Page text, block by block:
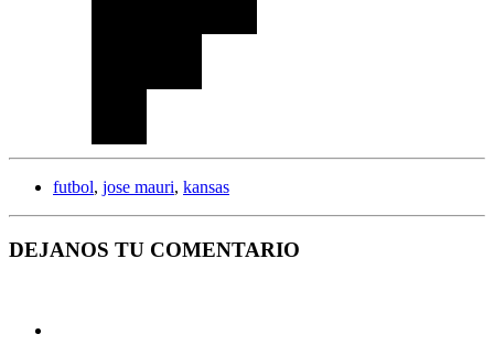
futbol, jose mauri, kansas
DEJANOS TU COMENTARIO